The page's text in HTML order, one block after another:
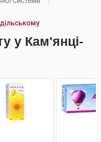
у Кам'янці-